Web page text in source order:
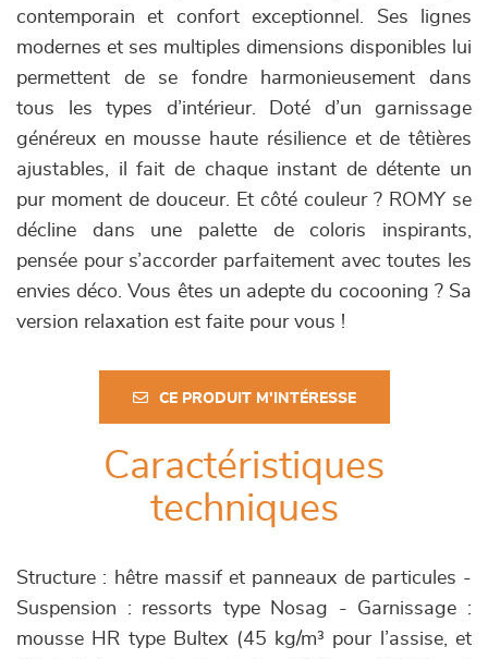
contemporain et confort exceptionnel. Ses lignes
modernes et ses multiples dimensions disponibles lui
permettent de se fondre harmonieusement dans
tous les types d’intérieur. Doté d’un garnissage
généreux en mousse haute résilience et de têtières
ajustables, il fait de chaque instant de détente un
pur moment de douceur. Et côté couleur ? ROMY se
décline dans une palette de coloris inspirants,
pensée pour s’accorder parfaitement avec toutes les
envies déco. Vous êtes un adepte du cocooning ? Sa
version relaxation est faite pour vous !
CE PRODUIT M'INTÉRESSE
Caractéristiques
techniques
Structure : hêtre massif et panneaux de particules -
Suspension : ressorts type Nosag - Garnissage :
mousse HR type Bultex (45 kg/m³ pour l’assise, et